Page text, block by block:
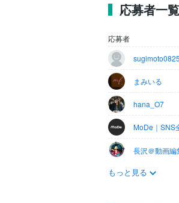
応募者一覧
応募者
まみいる
hana_O7
MoDe｜SNS
長沢＠動画
もっと見る